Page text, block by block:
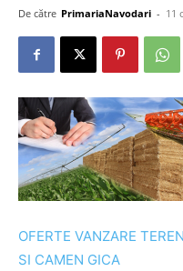
De către PrimariaNavodari - 11
OFERTE VANZARE
SI CAMEN GICA